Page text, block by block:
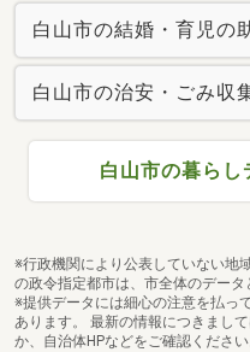
白山市の結婚・育児の
白山市の治安・ごみ収
白山市の暮らし
※行政機関により公表していない地
の政令指定都市は、市全体のデータ
※提供データには細心の注意を払っ
あります。 最新の情報につきまし
か、自治体HPなどをご確認ください